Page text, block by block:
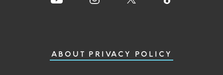
ABOUT PRIVACY POLICY